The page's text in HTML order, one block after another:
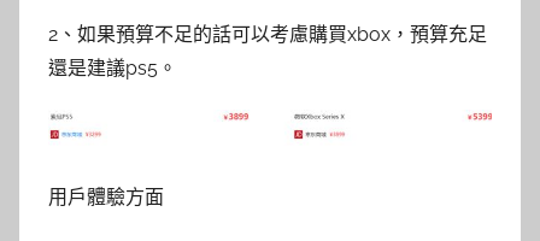
2、如果預算不足的話可以考慮購買xbox，預算充足
還是建議ps5。
用戶體驗方面